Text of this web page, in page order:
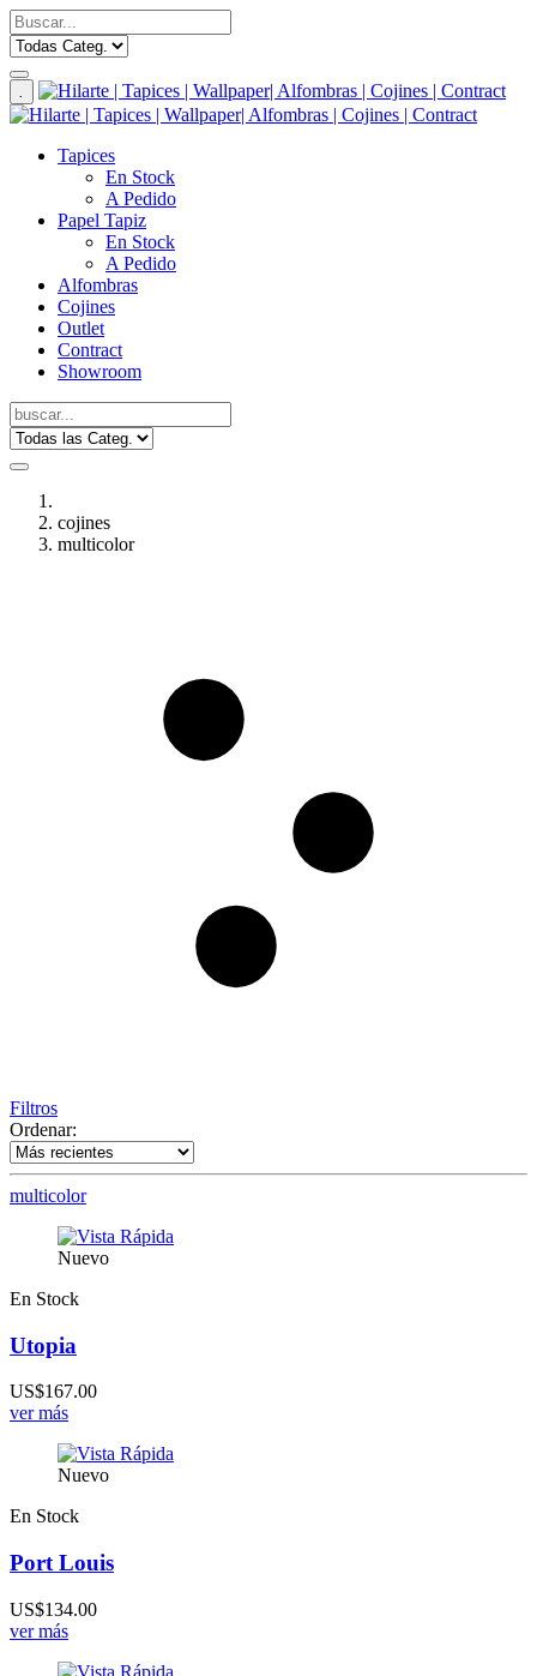
.
Tapices
En Stock
A Pedido
Papel Tapiz
En Stock
A Pedido
Alfombras
Cojines
Outlet
Contract
Showroom
cojines
multicolor
Filtros
Ordenar:
multicolor
Nuevo
En Stock
Utopia
US$167.00
ver más
Nuevo
En Stock
Port Louis
US$134.00
ver más